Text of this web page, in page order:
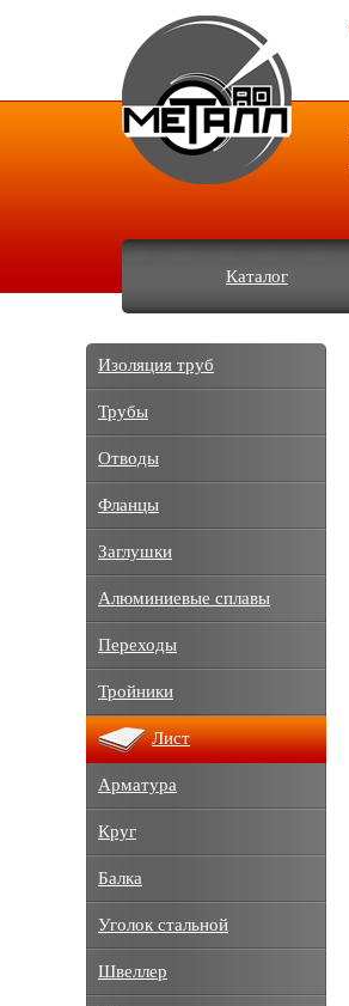
Каталог
Изоляция труб
Трубы
Отводы
Фланцы
Заглушки
Алюминиевые сплавы
Переходы
Тройники
Лист
Арматура
Круг
Балка
Уголок стальной
Швеллер